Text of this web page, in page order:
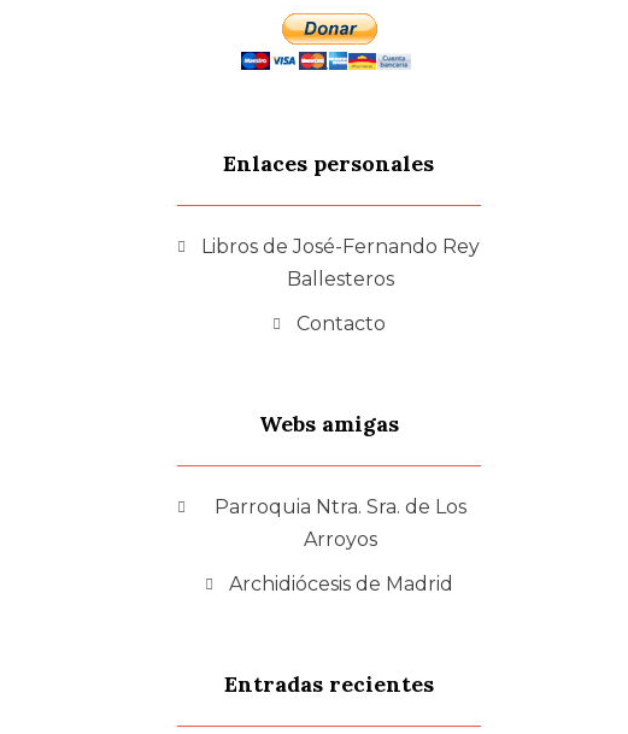
Enlaces personales
Libros de José-Fernando Rey
Ballesteros
Contacto
Webs amigas
Parroquia Ntra. Sra. de Los
Arroyos
Archidiócesis de Madrid
Entradas recientes